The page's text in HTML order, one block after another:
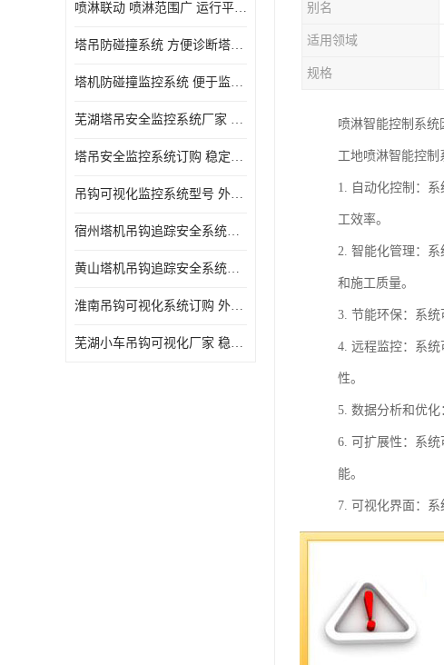
喷淋联动 喷淋范围广 运行平稳 噪音小
塔吊防碰撞系统 方便诊断塔机状态 自动变焦智能化跟踪
塔机防碰撞监控系统 便于监督和管理 主要应用于塔机的实时监控
芜湖塔吊安全监控系统厂家 外观简洁大方 减少盲吊引发的事故
塔吊安全监控系统订购 稳定性高 结构清晰稳定
吊钩可视化监控系统型号 外观简洁大方 信号稳定 抗干扰性强
宿州塔机吊钩追踪安全系统厂家 提高工作效率 结构清晰稳定
黄山塔机吊钩追踪安全系统价格 可远程查看 减少盲吊引发的事故
淮南吊钩可视化系统订购 外观简洁大方 体积小 占用空间小
芜湖小车吊钩可视化厂家 稳定性高 可视吊装 降低盲吊风险
别名
适用领域
规格
喷淋智能控制系统
工地喷淋智能控制
1. 自动化控制：
工效率。
2. 智能化管理：
和施工质量。
3. 节能环保：系统
4. 远程监控：系
性。
5. 数据分析和优
6. 可扩展性：系
能。
7. 可视化界面：